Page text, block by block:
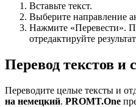
Вставьте текст.
Выберите направление
Нажмите «Перевести».
отредактируйте
Перевод текстов и
Переводите целые тексты и
на немецкий. PROMT.One